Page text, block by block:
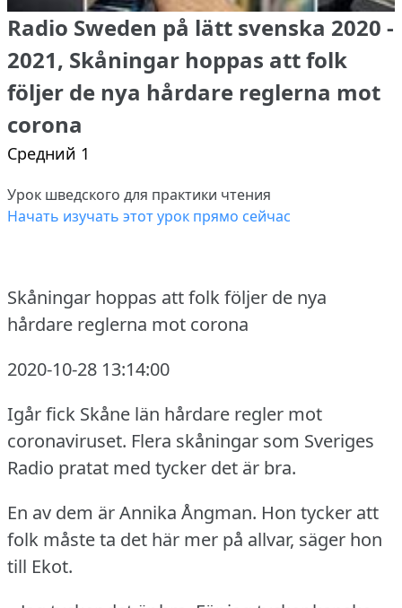
Radio Sweden på lätt svenska 2020 -
2021, Skåningar hoppas att folk
följer de nya hårdare reglerna mot
corona
Средний 1
Урок шведского для практики чтения
Начать изучать этот урок прямо сейчас
Skåningar hoppas att folk följer de nya
hårdare reglerna mot corona
2020-10-28 13:14:00
Igår fick Skåne län hårdare regler mot
coronaviruset. Flera skåningar som Sveriges
Radio pratat med tycker det är bra.
En av dem är Annika Ångman. Hon tycker att
folk måste ta det här mer på allvar, säger hon
till Ekot.